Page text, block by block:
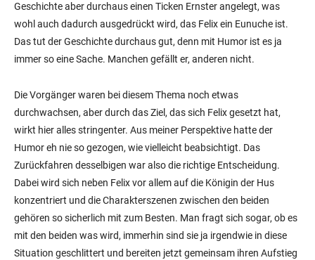
Geschichte aber durchaus einen Ticken Ernster angelegt, was
wohl auch dadurch ausgedrückt wird, das Felix ein Eunuche ist.
Das tut der Geschichte durchaus gut, denn mit Humor ist es ja
immer so eine Sache. Manchen gefällt er, anderen nicht.
Die Vorgänger waren bei diesem Thema noch etwas
durchwachsen, aber durch das Ziel, das sich Felix gesetzt hat,
wirkt hier alles stringenter. Aus meiner Perspektive hatte der
Humor eh nie so gezogen, wie vielleicht beabsichtigt. Das
Zurückfahren desselbigen war also die richtige Entscheidung.
Dabei wird sich neben Felix vor allem auf die Königin der Hus
konzentriert und die Charakterszenen zwischen den beiden
gehören so sicherlich mit zum Besten. Man fragt sich sogar, ob es
mit den beiden was wird, immerhin sind sie ja irgendwie in diese
Situation geschlittert und bereiten jetzt gemeinsam ihren Aufstieg